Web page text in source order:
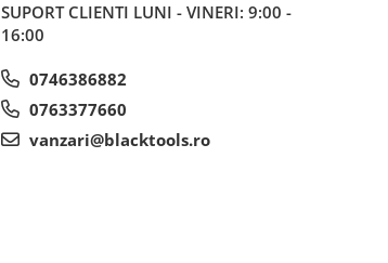
SUPORT CLIENTI LUNI - VINERI: 9:00 -
16:00
0746386882
0763377660
vanzari@blacktools.ro